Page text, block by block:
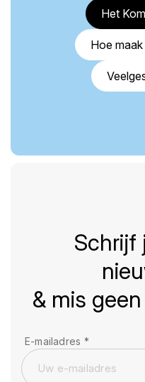
Het
Hoe
Schrijf
& mis
E-mailadres *